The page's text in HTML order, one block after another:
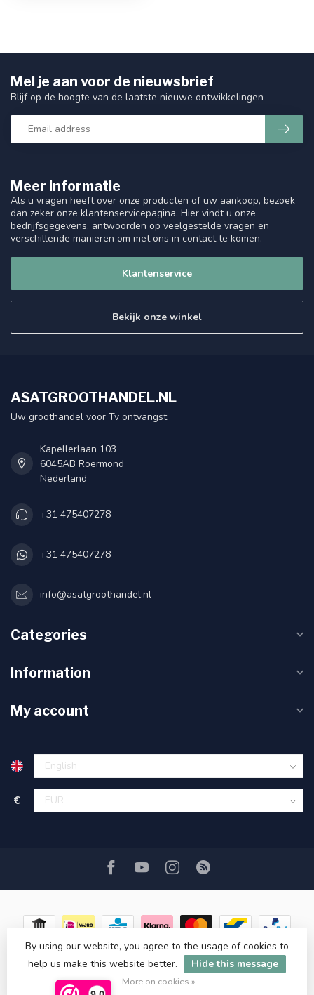
Meer informatie
Als u vragen heeft over onze producten of uw aankoop, bezoek
dan zeker onze klantenservicepagina. Hier vindt u onze
bedrijfsgegevens, antwoorden op veelgestelde vragen en
verschillende manieren om met ons in contact te komen.
Klantenservice
Bekijk onze winkel
Mel je aan voor de nieuwsbrief
Blijf op de hoogte van de laatste nieuwe ontwikkelingen
ASATGROOTHANDEL.NL
Uw groothandel voor Tv ontvangst
Kapellerlaan 103
6045AB Roermond
Nederland
+31 475407278
+31 475407278
info@asatgroothandel.nl
Categories
Information
My account
€
© Copyright 2026 ASATGROOTHANDEL.NL
By using our website, you agree to the usage of cookies to
help us make this website better.
Hide this message
More on cookies »